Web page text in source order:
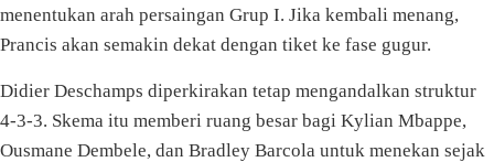
menentukan arah persaingan Grup I. Jika kembali menang,
Prancis akan semakin dekat dengan tiket ke fase gugur.
Didier Deschamps diperkirakan tetap mengandalkan struktur
4-3-3. Skema itu memberi ruang besar bagi Kylian Mbappe,
Ousmane Dembele, dan Bradley Barcola untuk menekan sejak